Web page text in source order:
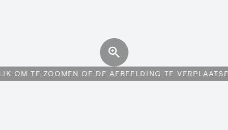
OM TE ZOOMEN OF DE AFBEELDING TE